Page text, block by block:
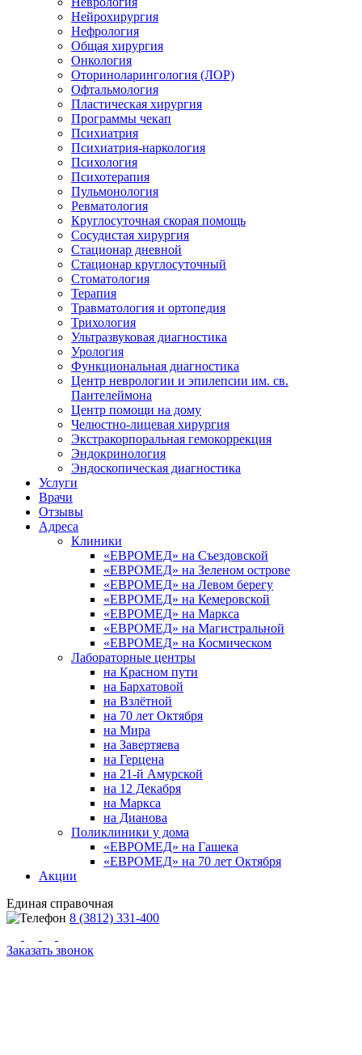
Нейрохирургия
Нефрология
Общая хирургия
Онкология
Оториноларингология (ЛОР)
Офтальмология
Пластическая хирургия
Программы чекап
Психиатрия
Психиатрия-наркология
Психология
Психотерапия
Пульмонология
Ревматология
Круглосуточная скорая помощь
Сосудистая хирургия
Стационар дневной
Стационар круглосуточный
Стоматология
Терапия
Травматология и ортопедия
Трихология
Ультразвуковая диагностика
Урология
Функциональная диагностика
Центр неврологии и эпилепсии им. св.
Пантелеймона
Центр помощи на дому
Челюстно-лицевая хирургия
Экстракорпоральная гемокоррекция
Эндокринология
Эндоскопическая диагностика
Услуги
Врачи
Отзывы
Адреса
Клиники
«ЕВРОМЕД» на Съездовской
«ЕВРОМЕД» на Зеленом острове
«ЕВРОМЕД» на Левом берегу
«ЕВРОМЕД» на Кемеровской
«ЕВРОМЕД» на Маркса
«ЕВРОМЕД» на Магистральной
«ЕВРОМЕД» на Космическом
Лабораторные центры
на Красном пути
на Бархатовой
на Взлётной
на 70 лет Октября
на Мира
на Завертяева
на Герцена
на 21-й Амурской
на 12 Декабря
на Маркса
на Дианова
Поликлиники у дома
«ЕВРОМЕД» на Гашека
«ЕВРОМЕД» на 70 лет Октября
Акции
Единая справочная
8 (3812) 331-400
Заказать звонок